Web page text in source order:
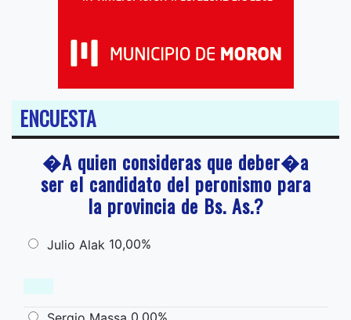
ENCUESTA
�A quien consideras que deber�a
ser el candidato del peronismo para
la provincia de Bs. As.?
Julio Alak 10,00%
0,00%